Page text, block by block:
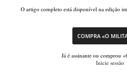
O artigo completo está disponível na edição
COMPRA «O
Já é assinante ou comprou
Inicie sessão